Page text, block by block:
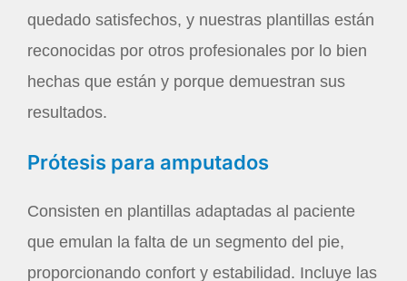
quedado satisfechos, y nuestras plantillas están
reconocidas por otros profesionales por lo bien
hechas que están y porque demuestran sus
resultados.
Prótesis para amputados
Consisten en plantillas adaptadas al paciente
que emulan la falta de un segmento del pie,
proporcionando confort y estabilidad. Incluye las